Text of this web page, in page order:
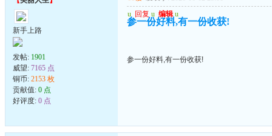
新手上路
发帖: 1901
威望: 7165 点
铜币: 2153 枚
贡献值: 0 点
好评度: 0 点
u 回复 u 编辑 u
参一份好料,有一份收获!
参一份好料,有一份收获!